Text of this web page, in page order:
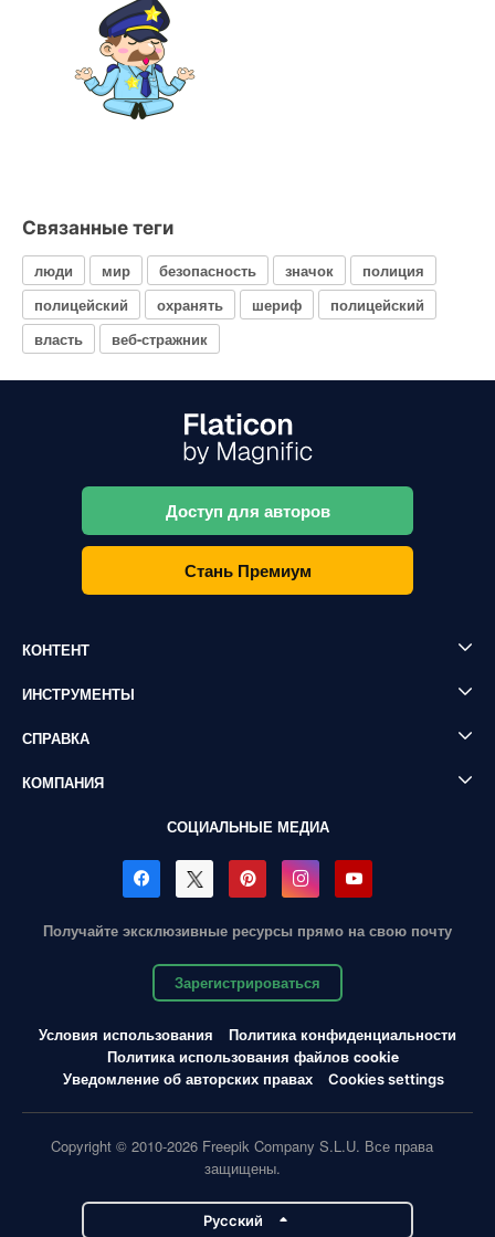
Связанные теги
люди мир безопасность значок
полиция
полицейский
охранять шериф
полицейский
власть
веб-стражник
Доступ для авторов
Стань Премиум
КОНТЕНТ
ИНСТРУМЕНТЫ
СПРАВКА
КОМПАНИЯ
СОЦИАЛЬНЫЕ МЕДИА
Получайте эксклюзивные ресурсы прямо на свою почту
Зарегистрироваться
Условия использования
Политика конфиденциальности
Политика использования файлов cookie
Уведомление об авторских правах
Cookies settings
Copyright © 2010-2026 Freepik Company S.L.U. Все права
защищены.
Pусский